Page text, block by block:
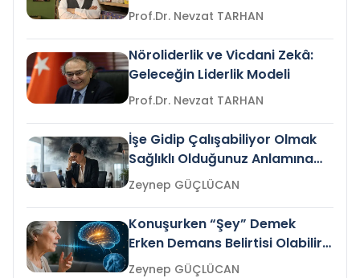
Prof.Dr. Nevzat TARHAN
Nöroliderlik ve Vicdani Zekâ:
Geleceğin Liderlik Modeli
Prof.Dr. Nevzat TARHAN
İşe Gidip Çalışabiliyor Olmak
Sağlıklı Olduğunuz Anlamına
Gelir mi?Zeynep GÜÇLÜCAN
Konuşurken “Şey” Demek
Erken Demans Belirtisi Olabilir
mi?
Zeynep GÜÇLÜCAN